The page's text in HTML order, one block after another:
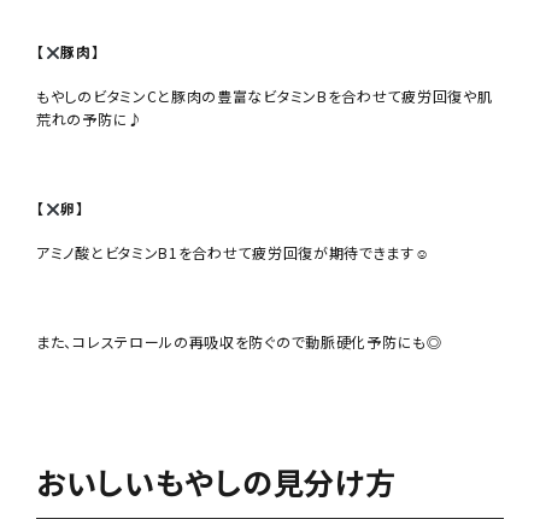
【 豚肉】
もやしのビタミンCと豚肉の豊富なビタミンBを合わせて疲労回復や肌
荒れの予防に♪
【 卵】
アミノ酸とビタミンB1を合わせて疲労回復が期待できます☺︎
また、コレステロールの再吸収を防ぐので動脈硬化予防にも◎
おいしいもやしの見分け方